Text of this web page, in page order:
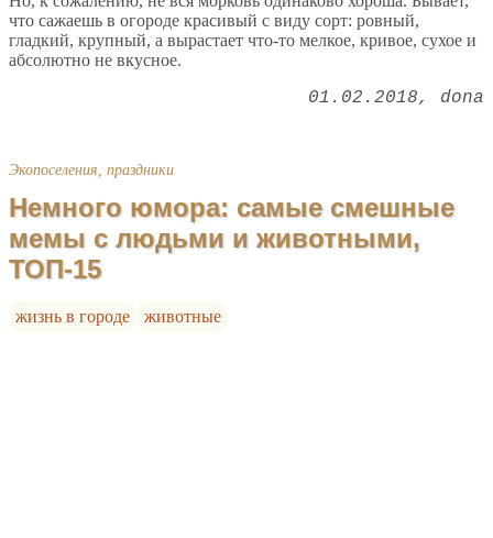
что сажаешь в огороде красивый с виду сорт: ровный,
гладкий, крупный, а вырастает что-то мелкое, кривое, сухое и
абсолютно не вкусное.
01.02.2018 dona
Экопоселения, праздники
Немного юмора: самые смешные
мемы с людьми и животными,
ТОП-15
жизнь в городе животные